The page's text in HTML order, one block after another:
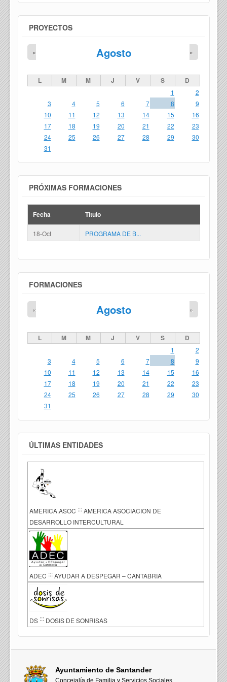
PROYECTOS
Agosto
« »
L M M J V S D
1
2
3
4 5 6 7 8
9
10
11 12 13 14 15
16
17
18 19 20 21 22
23
24
25 26 27 28 29
30
31
PRÓXIMAS FORMACIONES
Fecha Titulo
18-Oct PROGRAMA DE B...
FORMACIONES
Agosto
« »
L M M J V S D
1
2
3
4 5 6 7 8
9
10
11 12 13 14 15
16
17
18 19 20 21 22
23
24
25 26 27 28 29
30
31
ÚLTIMAS ENTIDADES
AMERICA.ASOC ::: AMERICA ASOCIACION DE
DESARROLLO INTERCULTURAL
ADEC ::: AYUDAR A DESPEGAR – CANTABRIA
DS ::: DOSIS DE SONRISAS
Ayuntamiento de Santander
Concejalía de Familia y Servicios Sociales